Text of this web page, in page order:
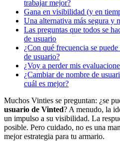
trabajar mejor?
Gana en visibilidad (y en
Una alternativa más segura y
Las preguntas que todos se
de usuario
¿Con qué frecuencia se
de usuario?
¿Voy a perder mis
¿Cambiar de nombre de
cuál es mejor?
Muchos Vinties se preguntan: ¿se
usuario de Vinted? A menudo, la
un impulso a su visibilidad. La
posible. Pero cuidado, no es una
mejor estrategia para tu armario.